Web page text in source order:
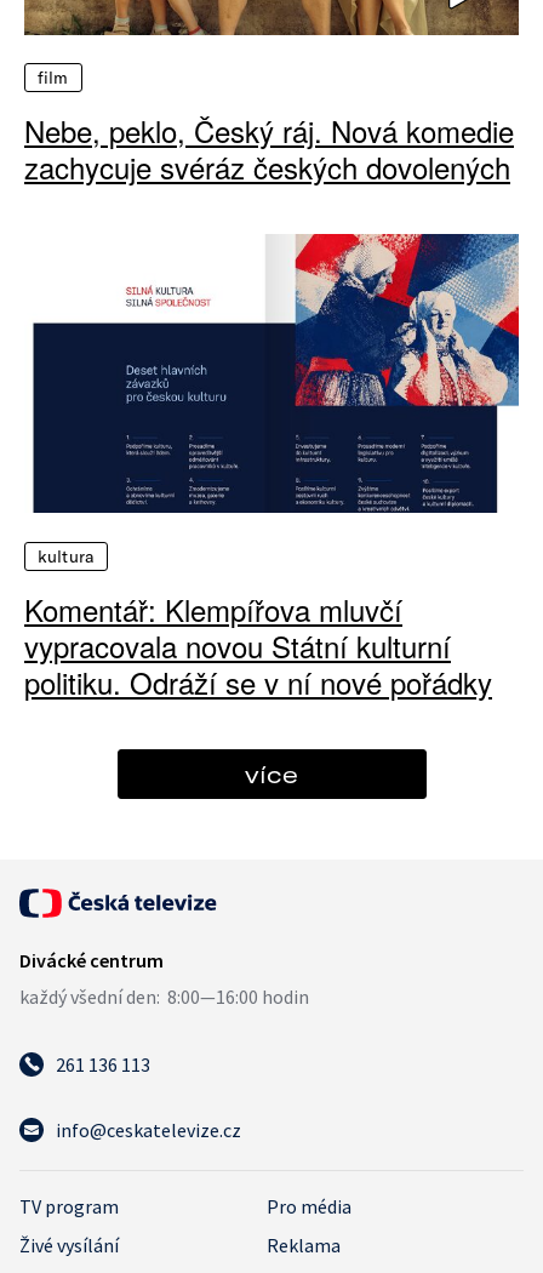
film
Nebe, peklo, Český ráj. Nová komedie
zachycuje svéráz českých dovolených
kultura
Komentář: Klempířova mluvčí
vypracovala novou Státní kulturní
politiku. Odráží se v ní nové pořádky
více
261 136 113
info@ceskatelevize.cz
TV program
Pro média
Živé vysílání
Reklama